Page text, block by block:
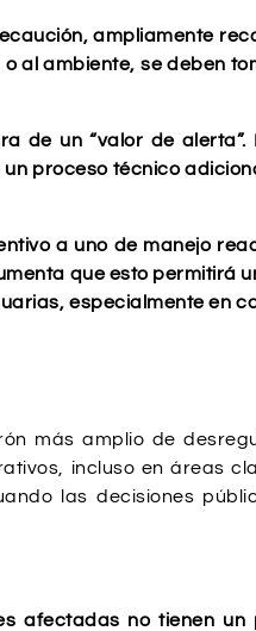
ampliamente
al ambiente, se deben
de un “valor de
proceso técnico
a uno de manejo
que esto permitirá
especialmente en
más amplio de
incluso en áreas
las decisiones
afectadas no tienen